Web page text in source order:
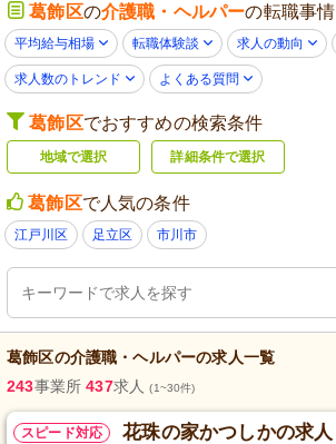
葛飾区の介護職・ヘルパーの転職事情
平均給与相場 転職体験談 求人の動向
求人数のトレンド よくある質問
葛飾区でおすすめの検索条件
地域で選択 詳細条件で選択
葛飾区で人気の条件
江戸川区 足立区 市川市
葛飾区の介護職・ヘルパーの求人一覧
243事業所 437求人(1~30件)
スピード対応 花珠の家かつしかの求人